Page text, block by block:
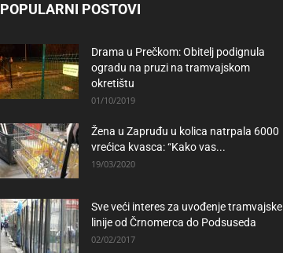
POPULARNI POSTOVI
Drama u Prečkom: Obitelj podignula
ogradu na pruzi na tramvajskom
okretištu
01/10/2019
Žena u Zapruđu u kolica natrpala 6000
vrećica kvasca: “Kako vas...
19/03/2020
Sve veći interes za uvođenje tramvajske
linije od Črnomerca do Podsuseda
02/02/2017